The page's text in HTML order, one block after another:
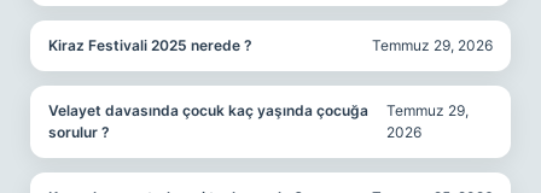
Kiraz Festivali 2025 nerede ? Temmuz 29, 2026
Velayet davasında çocuk kaç yaşında çocuğa
sorulur ?
Temmuz 29,
2026